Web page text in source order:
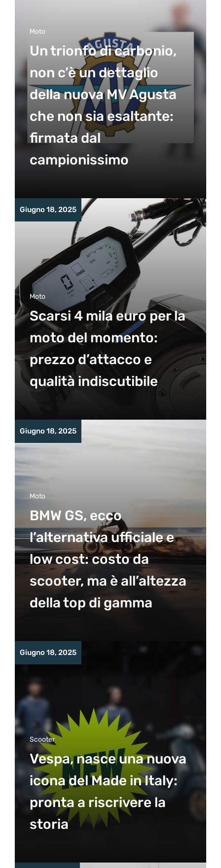
Moto
Un trionfo di carbonio,
non c’è un dettaglio
della nuova MV Agusta
che non sia esaltante:
firmata dal
campionissimo
Giugno 18, 2025
Moto
Scarsi 4 mila euro per la
moto del momento:
prezzo d’attacco e
qualità indiscutibile
Giugno 18, 2025
Moto
BMW GS, ecco
l’alternativa ufficiale e
low cost: costo da
scooter, ma è all’altezza
della top di gamma
Giugno 18, 2025
Scooter
Vespa, nasce una nuova
icona del Made in Italy:
pronta a riscrivere la
storia